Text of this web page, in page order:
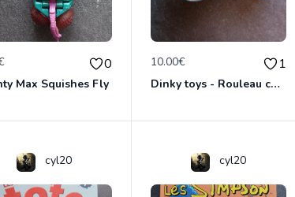
0
Max Squishes Fly
10.00€ 1
Dinky toys - Rouleau compresseur - Richier 90A
cyl20 cyl20